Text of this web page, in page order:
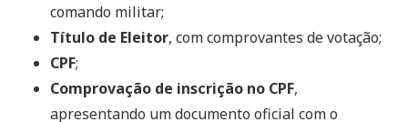
comando militar;
Título de Eleitor, com comprovantes de votação;
CPF;
Comprovação de inscrição no CPF,
apresentando um documento oficial com o